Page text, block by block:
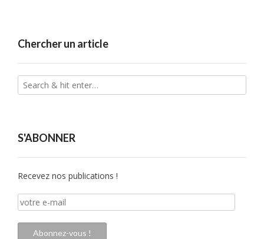
Chercher un article
S'ABONNER
Recevez nos publications !
votre
e-
mail
Abonnez-vous !